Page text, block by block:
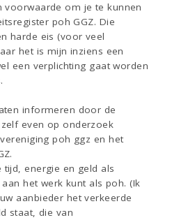
voorwaarde om je te kunnen
poh GGZ. Die
harde eis (voor veel
het is mijn inziens een
een verplichting gaat worden
informeren door de
even op onderzoek
poh ggz en het
energie en geld als
het werk kunt als poh. (Ik
aanbieder het verkeerde
staat, die van